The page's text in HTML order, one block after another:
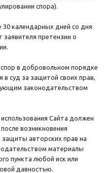
спора).
30 календарных дней со дня
заявителя претензии о
в добровольном порядке
суд за защитой своих прав,
законодательством
Сайта должен
возникновения
защиты авторских прав на
материалы
пункта любой иск или
давностью.